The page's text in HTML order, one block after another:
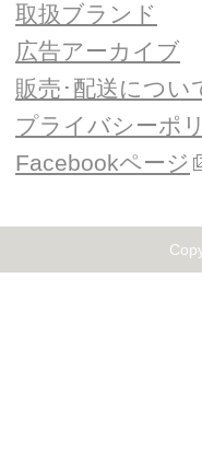
取扱ブランド
広告アーカイブ
販売･配送につい
プライバシーポ
Facebookページ